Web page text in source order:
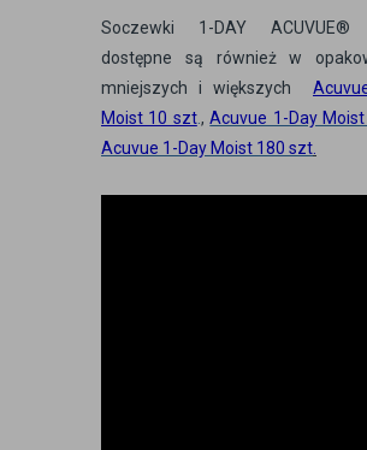
Soczewki 1-DAY ACUVUE®
dostępne są również w
mniejszych i większych
Moist 10 szt.,Acuvue 1-Day
Acuvue 1-Day Moist 180 szt